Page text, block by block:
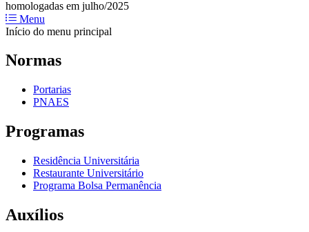
homologadas em julho/2025
Menu
Início do menu principal
Normas
Portarias
PNAES
Programas
Residência Universitária
Restaurante Universitário
Programa Bolsa Permanência
Auxílios